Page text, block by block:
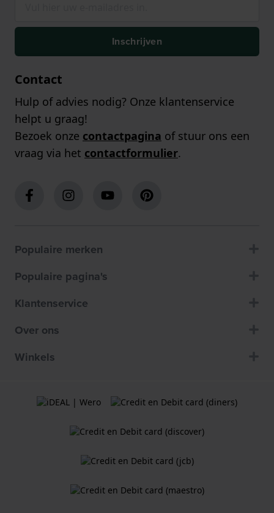
Inschrijven
Contact
Hulp of advies nodig? Onze klantenservice
helpt u graag!
Bezoek onze contactpagina of stuur ons een
vraag via het contactformulier.
Populaire merken
Populaire pagina's
Klantenservice
Over ons
Winkels